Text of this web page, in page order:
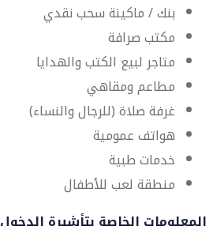
بنك / ماكينة سحب نقدي
مكتب صرافة
متاجر لبيع الكتب والهدايا
مطاعم ومقاهي
غرفة صلاة (للرجال والنساء)
هواتف عمومية
خدمات طبية
منطقة لعب للأطفال